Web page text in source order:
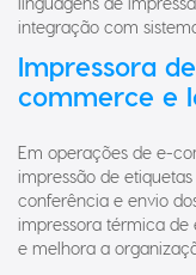
integração com
Impressora
commerce e
impressão de
conferência e envio
impressora térmica de
e melhora a